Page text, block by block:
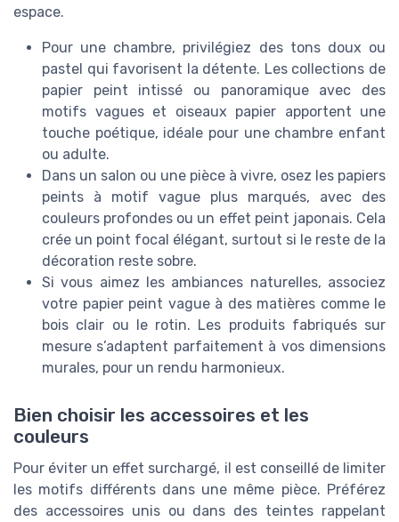
espace.
Pour une chambre, privilégiez des tons doux ou
pastel qui favorisent la détente. Les collections de
papier peint intissé ou panoramique avec des
motifs vagues et oiseaux papier apportent une
touche poétique, idéale pour une chambre enfant
ou adulte.
Dans un salon ou une pièce à vivre, osez les papiers
peints à motif vague plus marqués, avec des
couleurs profondes ou un effet peint japonais. Cela
crée un point focal élégant, surtout si le reste de la
décoration reste sobre.
Si vous aimez les ambiances naturelles, associez
votre papier peint vague à des matières comme le
bois clair ou le rotin. Les produits fabriqués sur
mesure s’adaptent parfaitement à vos dimensions
murales, pour un rendu harmonieux.
Bien choisir les accessoires et les
couleurs
Pour éviter un effet surchargé, il est conseillé de limiter
les motifs différents dans une même pièce. Préférez
des accessoires unis ou dans des teintes rappelant